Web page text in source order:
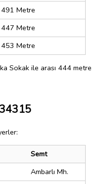
491 Metre
447 Metre
453 Metre
Sokak ile arası 444 metre
Semt
Ambarlı Mh.